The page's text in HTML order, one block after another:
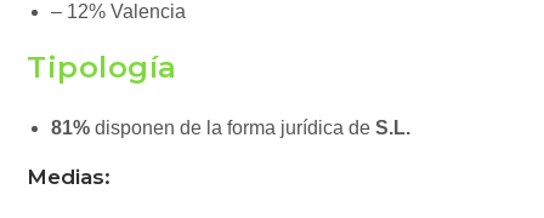
– 12% Valencia
Tipología
81% disponen de la forma jurídica deS.L.
Medias: